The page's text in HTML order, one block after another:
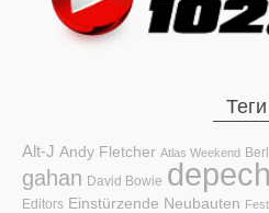
Теги
Alt-J Andy Fletcher Atlas Weekend
gahan David Bowie
Editors Einstürzende Neubauten